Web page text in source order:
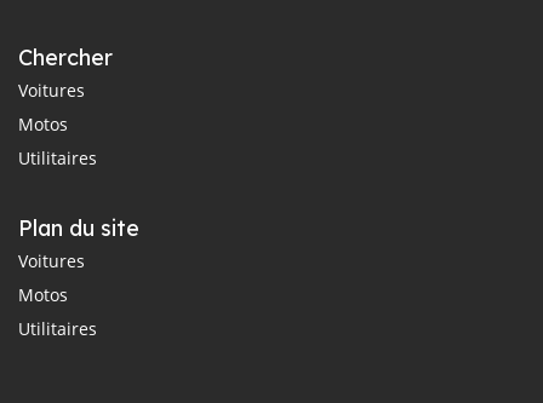
Chercher
Voitures
Motos
Utilitaires
Plan du site
Voitures
Motos
Utilitaires